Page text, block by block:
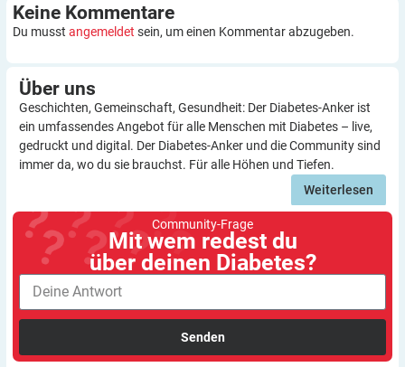
Keine Kommentare
Du musst angemeldet sein, um einen Kommentar abzugeben.
Über uns
Geschichten, Gemeinschaft, Gesundheit: Der Diabetes-Anker ist
ein umfassendes Angebot für alle Menschen mit Diabetes – live,
gedruckt und digital. Der Diabetes-Anker und die Community sind
immer da, wo du sie brauchst. Für alle Höhen und Tiefen.
Weiterlesen
Community-Frage
Mit wem redest du
über deinen Diabetes?
Senden